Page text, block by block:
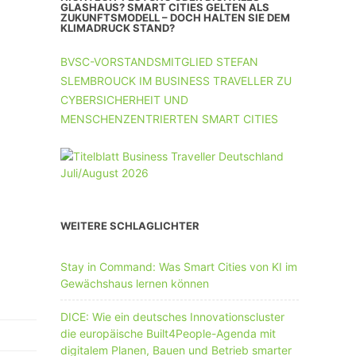
UNTERNEHMEN MIT 11-50 MA
GLASHAUS? SMART CITIES GELTEN ALS
ZUKUNFTSMODELL – DOCH HALTEN SIE DEM
KLIMADRUCK STAND?
BVSC-VORSTANDSMITGLIED STEFAN
SLEMBROUCK IM BUSINESS TRAVELLER ZU
CYBERSICHERHEIT UND
MENSCHENZENTRIERTEN SMART CITIES
WEITERE SCHLAGLICHTER
Stay in Command: Was Smart Cities von KI im
Gewächshaus lernen können
DICE: Wie ein deutsches Innovationscluster
die europäische Built4People-Agenda mit
digitalem Planen, Bauen und Betrieb smarter